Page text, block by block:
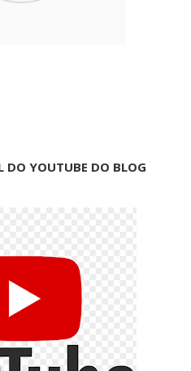
DO YOUTUBE DO BLOG